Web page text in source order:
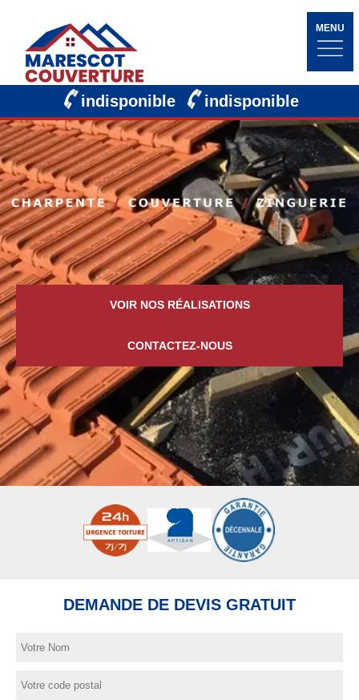
MENU
indisponible indisponible
VOIR NOS RÉALISATIONS
CONTACTEZ-NOUS
DEMANDE DE DEVIS GRATUIT